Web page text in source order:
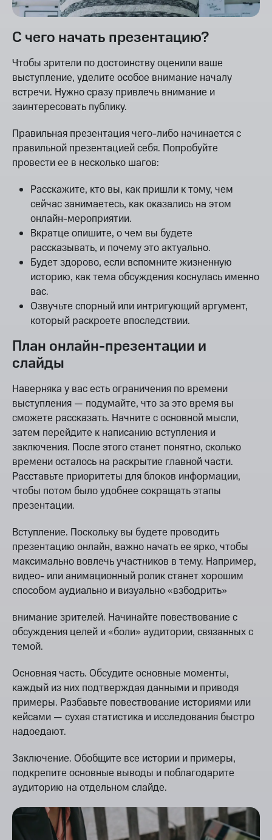
С чего начать презентацию?
Чтобы зрители по достоинству оценили ваше
выступление, уделите особое внимание началу
встречи. Нужно сразу привлечь внимание и
заинтересовать публику.
Правильная презентация чего-либо начинается с
правильной презентацией себя. Попробуйте
провести ее в несколько шагов:
Расскажите, кто вы, как пришли к тому, чем
сейчас занимаетесь, как оказались на этом
онлайн-мероприятии.
Вкратце опишите, о чем вы будете
рассказывать, и почему это актуально.
Будет здорово, если вспомните жизненную
историю, как тема обсуждения коснулась именно
вас.
Озвучьте спорный или интригующий аргумент,
который раскроете впоследствии.
План онлайн-презентации и
слайды
Наверняка у вас есть ограничения по времени
выступления — подумайте, что за это время вы
сможете рассказать. Начните с основной мысли,
затем перейдите к написанию вступления и
заключения. После этого станет понятно, сколько
времени осталось на раскрытие главной части.
Расставьте приоритеты для блоков информации,
чтобы потом было удобнее сокращать этапы
презентации.
Вступление. Поскольку вы будете проводить
презентацию онлайн, важно начать ее ярко, чтобы
максимально вовлечь участников в тему. Например,
видео- или анимационный ролик станет хорошим
способом аудиально и визуально «взбодрить»
внимание зрителей. Начинайте повествование с
обсуждения целей и «боли» аудитории, связанных с
темой.
Основная часть. Обсудите основные моменты,
каждый из них подтверждая данными и приводя
примеры. Разбавьте повествование историями или
кейсами — сухая статистика и исследования быстро
надоедают.
Заключение. Обобщите все истории и примеры,
подкрепите основные выводы и поблагодарите
аудиторию на отдельном слайде.